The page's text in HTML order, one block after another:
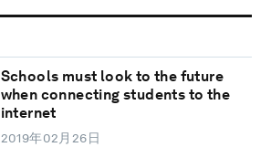
Schools must look to the future
when connecting students to the
internet
2019年02月26日